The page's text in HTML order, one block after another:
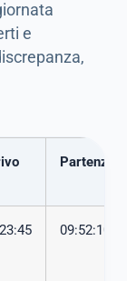
e
Partenza
09:52:10